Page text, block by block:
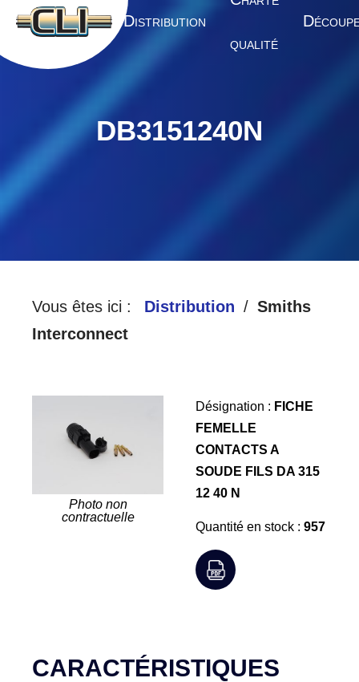
A CCUEIL DISTRIBUTION
QUALITÉ
D
DB3151240N
Vous êtes ici : Distribution
Smiths
Interconnect
Photo non
contractuelle
Désignation : FICHE
FEMELLE
CONTACTS A
SOUDE FILS DA 315
12 40 N
Quantité en stock : 957
CARACTÉRISTIQUES